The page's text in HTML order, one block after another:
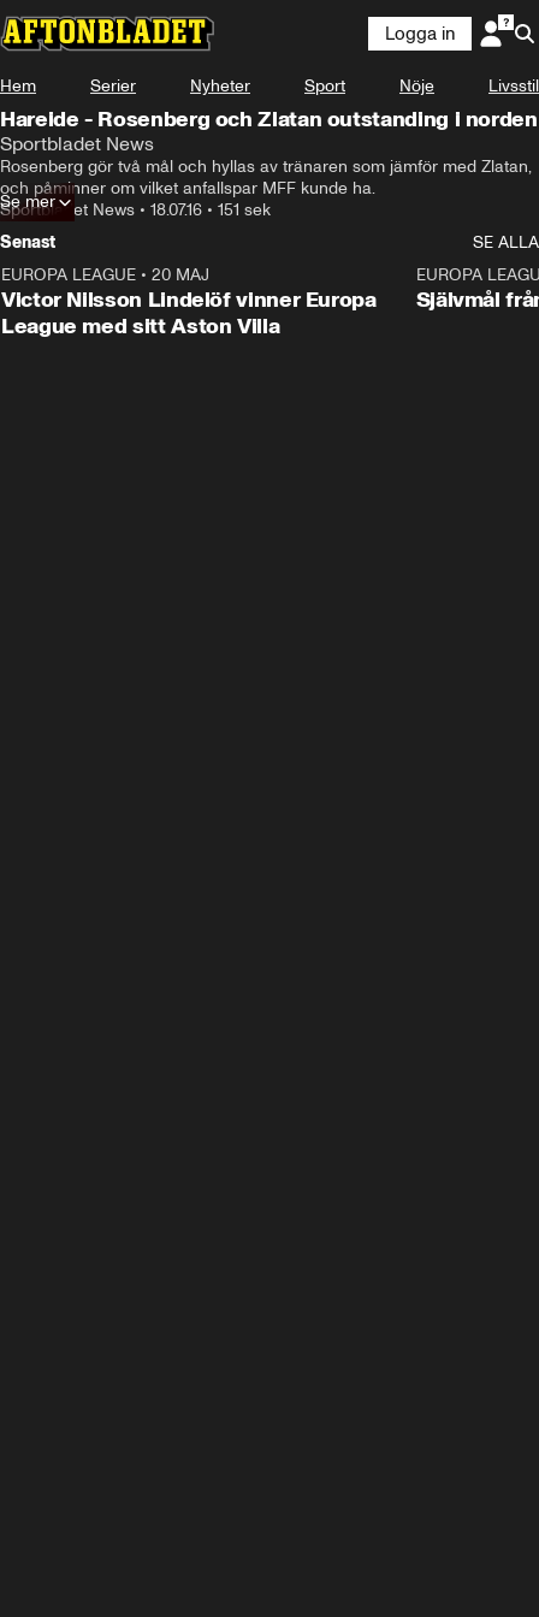
Logga in
Hem Serier Nyheter Sport Nöje Livsstil
Hareide - Rosenberg och Zlatan outstanding i norden
Sportbladet News
Rosenberg gör två mål och hyllas av tränaren som jämför med Zlatan,
och påminner om vilket anfallspar MFF kunde ha.
Sportbladet News • 18.07.16 • 151 sek
Se mer
Senast
SE ALLA
EUROPA LEAGUE • 20 MAJ
Victor Nilsson Lindelöf vinner Europa
League med sitt Aston Villa
EUROPA
Självmål